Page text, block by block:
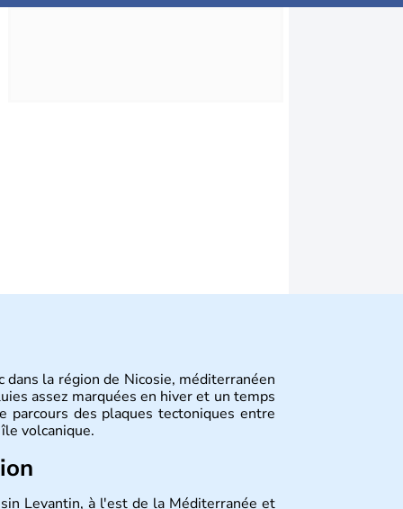
la région de Nicosie, méditerranéen
assez marquées en hiver et un temps
des plaques tectoniques entre
volcanique.
Levantin, à l'est de la Méditerranée et